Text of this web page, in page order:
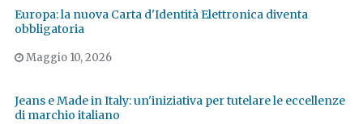
Europa: la nuova Carta d'Identità Elettronica diventa
obbligatoria
Maggio 10, 2026
Jeans e Made in Italy: un'iniziativa per tutelare le eccellenze
di marchio italiano